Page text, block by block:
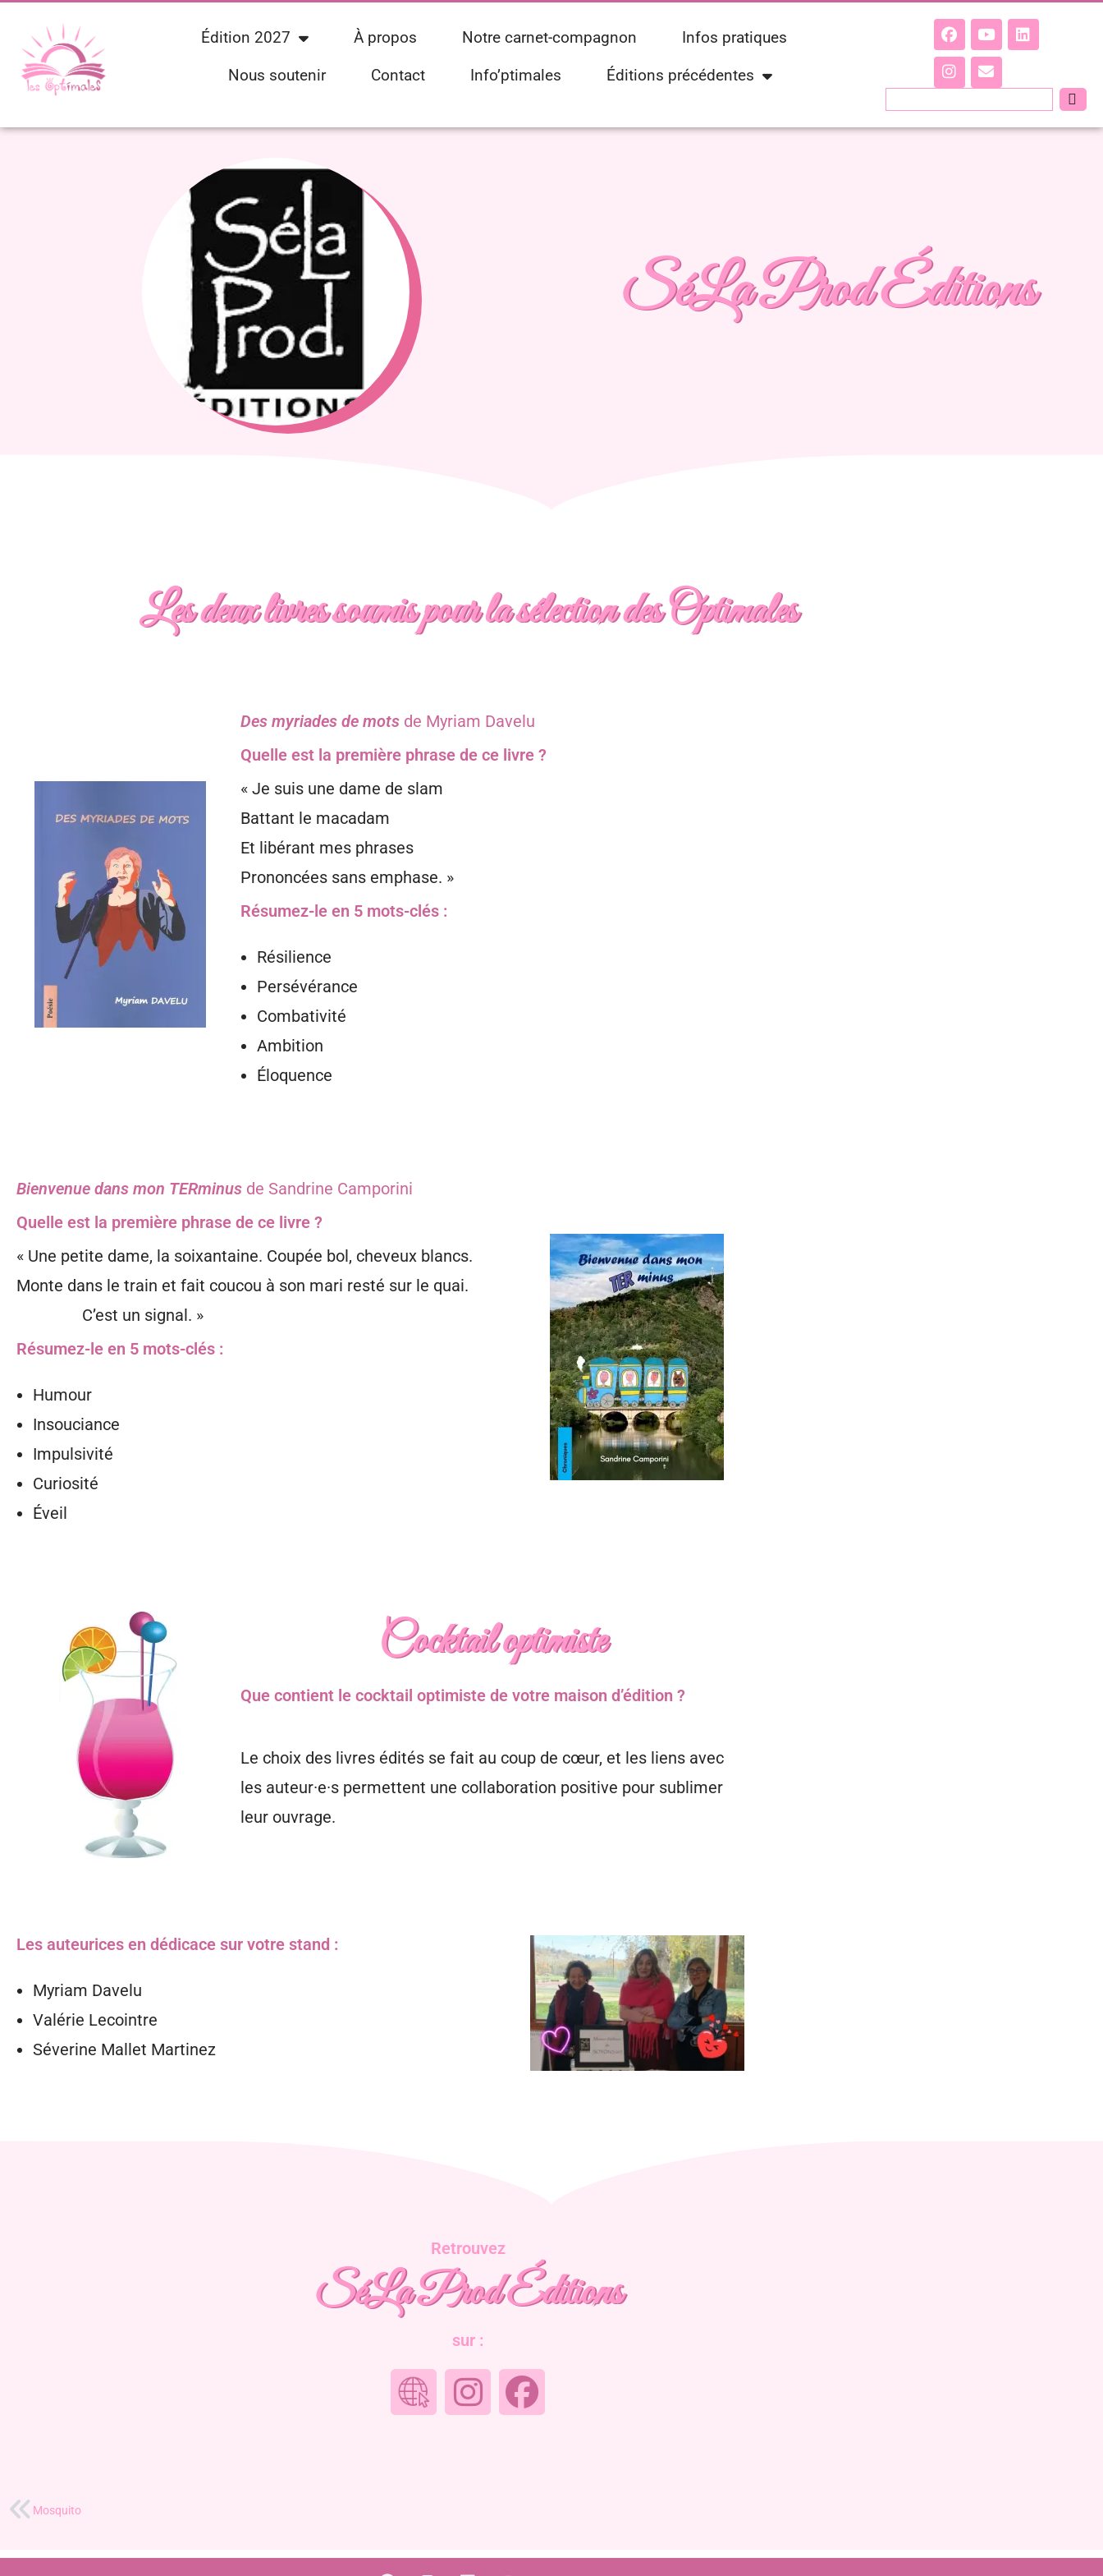
Édition 2027 À propos Notre carnet-compagnon
Infos pratiques
Nous soutenir
Contact Info’ptimales Éditions précédentes
SéLa Prod Éditions
Les deux livres soumis pour la sélection des Optimales
Des myriades de mots de Myriam Davelu
Quelle est la première phrase de ce livre ?
« Je suis une dame de slam
Battant le macadam
Et libérant mes phrases
Prononcées sans emphase. »
Résumez-le en 5 mots-clés :
Résilience
Persévérance
Combativité
Ambition
Éloquence
Bienvenue dans mon TERminus de Sandrine Camporini
Quelle est la première phrase de ce livre ?
« Une petite dame, la soixantaine. Coupée bol, cheveux blancs.
Monte dans le train et fait coucou à son mari resté sur le quai.
C’est un signal. »
Résumez-le en 5 mots-clés :
Humour
Insouciance
Impulsivité
Curiosité
Éveil
Cocktail optimiste
Que contient le cocktail optimiste de votre maison d’édition ?
Le choix des livres édités se fait au coup de cœur, et les liens avec
les auteur·e·s permettent une collaboration positive pour sublimer
leur ouvrage.
Les auteurices en dédicace sur votre stand :
Myriam Davelu
Valérie Lecointre
Séverine Mallet Martinez
Retrouvez
SéLa Prod Éditions
sur :
Mosquito